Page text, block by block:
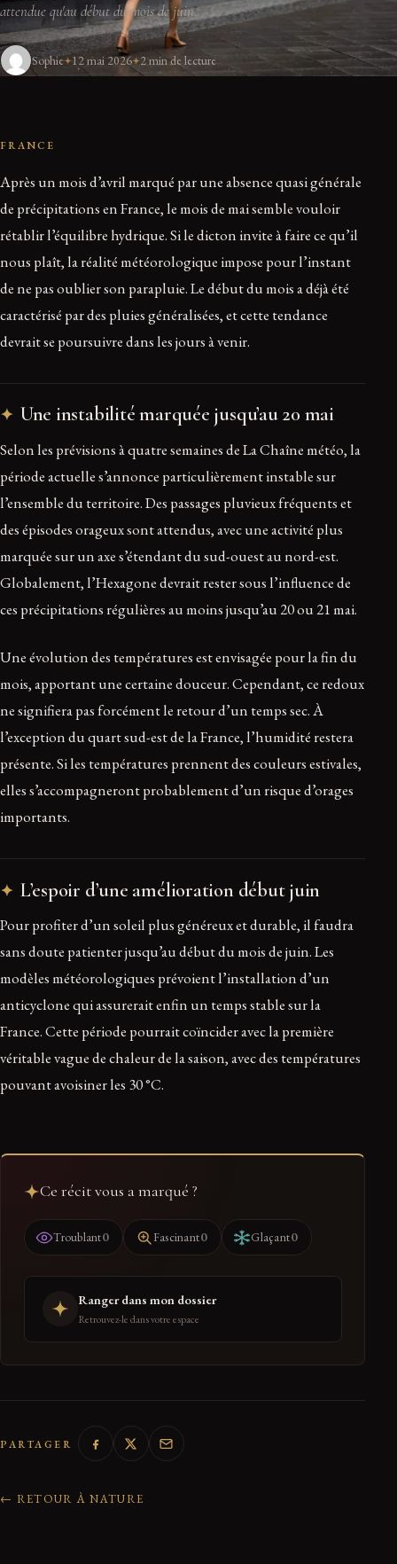
attendue qu'au début du mois de juin.
Sophie 12 mai 2026 2 min de lecture
FRANCE
Après un mois d’avril marqué par une absence quasi générale
de précipitations en France, le mois de mai semble vouloir
rétablir l’équilibre hydrique. Si le dicton invite à faire ce qu’il
nous plaît, la réalité météorologique impose pour l’instant
de ne pas oublier son parapluie. Le début du mois a déjà été
caractérisé par des pluies généralisées, et cette tendance
devrait se poursuivre dans les jours à venir.
Une instabilité marquée jusqu’au 20 mai
Selon les prévisions à quatre semaines de La Chaîne météo, la
période actuelle s’annonce particulièrement instable sur
l’ensemble du territoire. Des passages pluvieux fréquents et
des épisodes orageux sont attendus, avec une activité plus
marquée sur un axe s’étendant du sud-ouest au nord-est.
Globalement, l’Hexagone devrait rester sous l’influence de
ces précipitations régulières au moins jusqu’au 20 ou 21 mai.
Une évolution des températures est envisagée pour la fin du
mois, apportant une certaine douceur. Cependant, ce redoux
ne signifiera pas forcément le retour d’un temps sec. À
l’exception du quart sud-est de la France, l’humidité restera
présente. Si les températures prennent des couleurs estivales,
elles s’accompagneront probablement d’un risque d’orages
importants.
L’espoir d’une amélioration début juin
Pour profiter d’un soleil plus généreux et durable, il faudra
sans doute patienter jusqu’au début du mois de juin. Les
modèles météorologiques prévoient l’installation d’un
anticyclone qui assurerait enfin un temps stable sur la
France. Cette période pourrait coïncider avec la première
véritable vague de chaleur de la saison, avec des températures
pouvant avoisiner les 30 °C.
Ce récit vous a marqué ?
Troublant0 Fascinant0 Glaçant0
Ranger dans mon dossier
Retrouvez-le dans votre espace
PARTAGER
← RETOUR À NATURE